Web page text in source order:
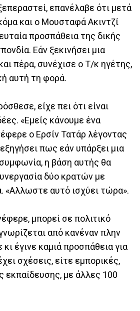
επανέλαβε ότι μετά
και ο Μουσταφά Ακιντζί
προσπάθεια της δικής
Εάν ξεκινήσει μια
πέρα, συνέχισε ο Τ/κ ηγέτης,
αυτή τη φορά.
είχε πει ότι είναι
«Εμείς κάνουμε ένα
ο Ερσίν Τατάρ λέγοντας
πως εάν υπάρξει μια
συμφωνία, η βάση αυτής θα
δύο κρατών με
«Αλλωστε αυτό ισχύει τώρα».
μπορεί σε πολιτικό
από κανέναν πλην
έγινε καμιά προσπάθεια για
σχέσεις, είτε εμπορικές,
εκπαίδευσης, με άλλες 100